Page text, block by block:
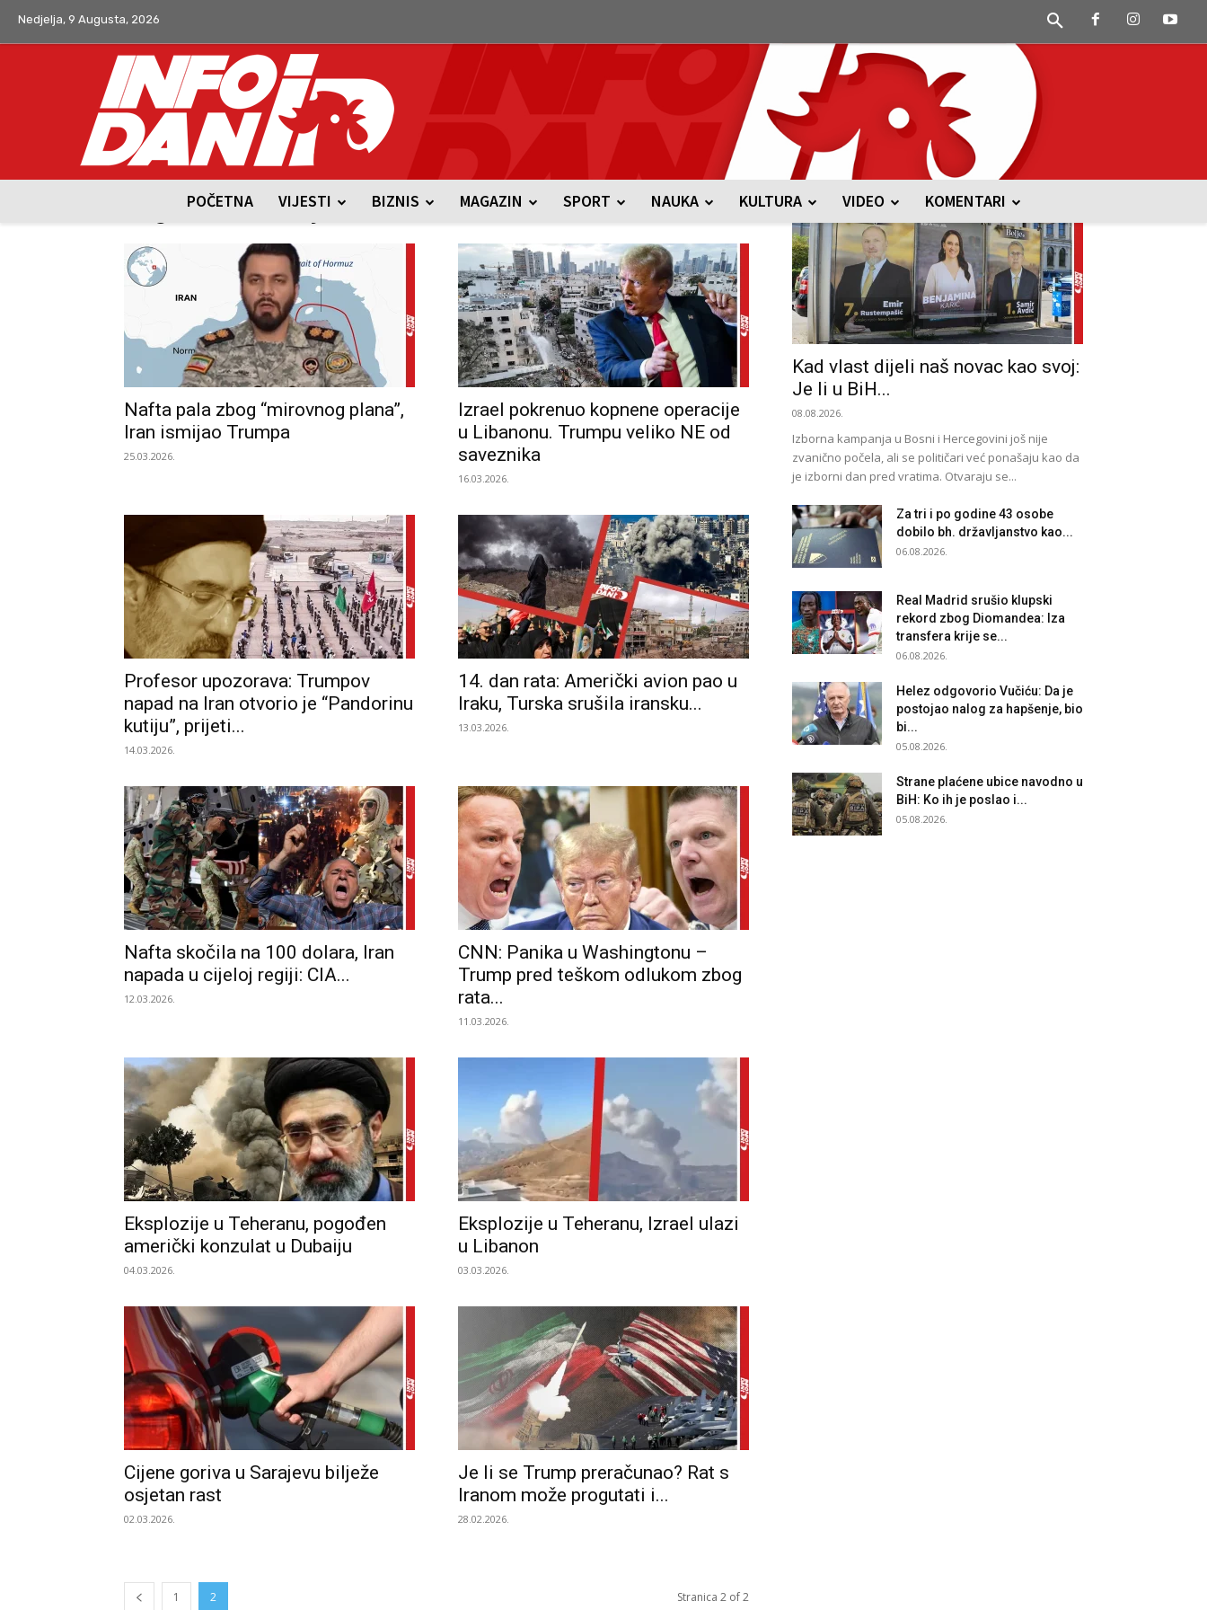
Nedjelja, 9 Augusta, 2026
POČETNA VIJESTI BIZNIS MAGAZIN SPORT NAUKA KULTURA VIDEO KOMENTARI
Tag: Hormuški tjesnac
Nafta pala zbog “mirovnog plana”,
Iran ismijao Trumpa
25.03.2026.
Izrael pokrenuo kopnene operacije
u Libanonu. Trumpu veliko NE od
saveznika
16.03.2026.
Profesor upozorava: Trumpov
napad na Iran otvorio je “Pandorinu
kutiju”, prijeti...
14.03.2026.
14. dan rata: Američki avion pao u
Iraku, Turska srušila iransku...
13.03.2026.
Nafta skočila na 100 dolara, Iran
napada u cijeloj regiji: CIA...
12.03.2026.
CNN: Panika u Washingtonu –
Trump pred teškom odlukom zbog
rata...
11.03.2026.
Eksplozije u Teheranu, pogođen
američki konzulat u Dubaiju
04.03.2026.
Eksplozije u Teheranu, Izrael ulazi
u Libanon
03.03.2026.
Cijene goriva u Sarajevu bilježe
osjetan rast
02.03.2026.
Je li se Trump preračunao? Rat s
Iranom može progutati i...
28.02.2026.
1 2 Stranica 2 of 2
Kad vlast dijeli naš novac kao svoj:
Je li u BiH...
08.08.2026.
Izborna kampanja u Bosni i Hercegovini još nije
zvanično počela, ali se političari već ponašaju kao da
je izborni dan pred vratima. Otvaraju se...
Za tri i po godine 43 osobe
dobilo bh. državljanstvo kao...
06.08.2026.
Real Madrid srušio klupski
rekord zbog Diomandea: Iza
transfera krije se...
06.08.2026.
Helez odgovorio Vučiću: Da je
postojao nalog za hapšenje, bio
bi...
05.08.2026.
Strane plaćene ubice navodno u
BiH: Ko ih je poslao i...
05.08.2026.